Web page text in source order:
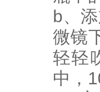
b、
微镜
轻轻
中，